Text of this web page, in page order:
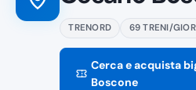
TRENORD 69 TRENI/
Cerca e acquista
Boscone